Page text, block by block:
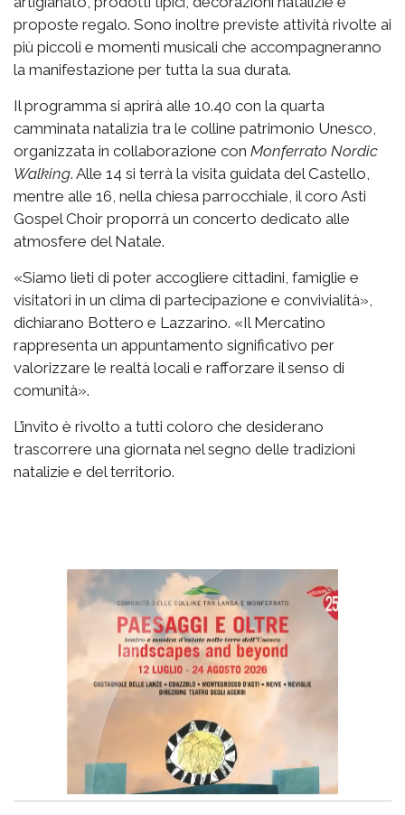
proposte regalo. Sono inoltre previste attività rivolte ai
più piccoli e momenti musicali che accompagneranno
la manifestazione per tutta la sua durata.
Il programma si aprirà alle 10.40 con la quarta
camminata natalizia tra le colline patrimonio Unesco,
organizzata in collaborazione con Monferrato Nordic
Walking. Alle 14 si terrà la visita guidata del Castello,
mentre alle 16, nella chiesa parrocchiale, il coro Asti
Gospel Choir proporrà un concerto dedicato alle
atmosfere del Natale.
«Siamo lieti di poter accogliere cittadini, famiglie e
visitatori in un clima di partecipazione e convivialità»,
dichiarano Bottero e Lazzarino. «Il Mercatino
rappresenta un appuntamento significativo per
valorizzare le realtà locali e rafforzare il senso di
comunità».
L’invito è rivolto a tutti coloro che desiderano
trascorrere una giornata nel segno delle tradizioni
natalizie e del territorio.